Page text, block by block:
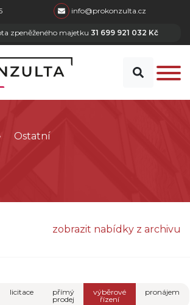
info@prokonzulta.cz
zpeněženého majetku 31 699 921 032 Kč
Ostatní
zobrazit nabídky z archivu
licitace
přímý
prodej
výběrové
řízení
pronájem